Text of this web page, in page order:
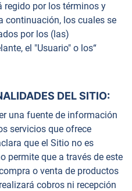
regido por los términos y
continuación, los cuales se
por los (las)
el "Usuario" o los“
DEL SITIO:
una fuente de información
servicios que ofrece
que el Sitio no es
permite que a través de este
o venta de productos
cobros ni recepción